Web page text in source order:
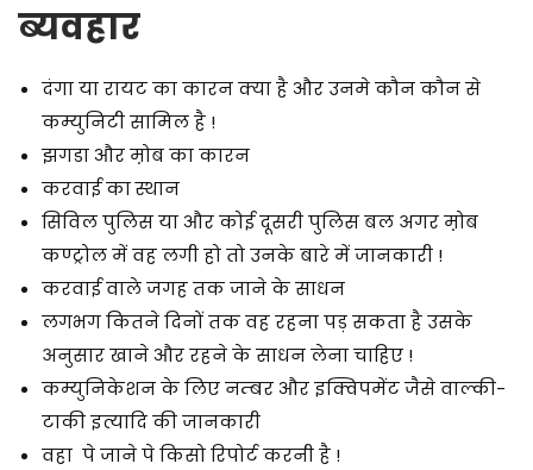
ब्यवहार
दंगा या रायट का कारन क्या है और उनमे कौन कौन से
कम्युनिटी सामिल है !
झगडा और म़ोब का कारन
करवाई का स्थान
सिविल पुलिस या और कोई दूसरी पुलिस बल अगर म़ोब
कण्ट्रोल में वह लगी हो तो उनके बारे में जानकारी !
करवाई वाले जगह तक जाने के साधन
लगभग कितने दिनों तक वह रहना पड़ सकता है उसके
अनुसार खाने और रहने के साधन लेना चाहिए !
कम्युनिकेशन के लिए नम्बर और इक्विपमेंट जैसे वाल्की-
टाकी इत्यादि की जानकारी
वहा पे जाने पे किसो रिपोर्ट करनी है !